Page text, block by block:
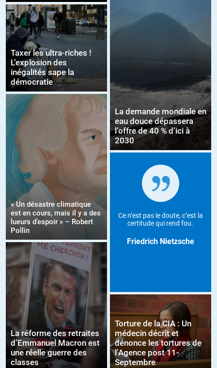
Taxer les ultra-riches !
L’explosion des
inégalités sape la
démocratie
« Un désastre climatique
est en cours, mais il y a des
lueurs d’espoir » – Robert
Pollin
La réforme des retraites
d’Emmanuel Macron est
une réelle guerre des
classes
La demande mondiale en
eau douce dépassera
l’offre de 40 % d’ici à
2030
Ce n’est pas le doute, c’est la
certitude qui rend fou.
Friedrich Nietzsche
Torture de la CIA : Un
médecin décrit et
dénonce les tortures de
l’Agence post 11-
Septembre